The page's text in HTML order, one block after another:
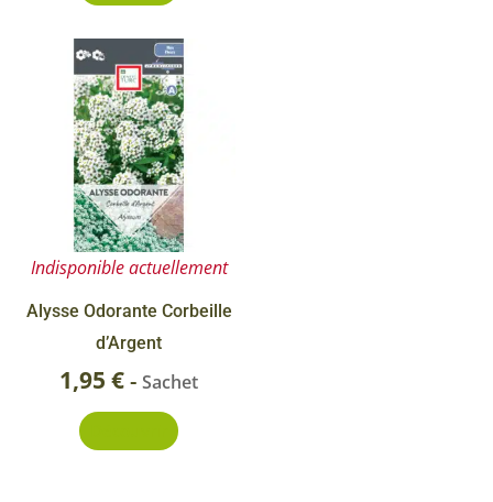
Indisponible actuellement
Alysse Odorante Corbeille
d’Argent
1,95 €- Sachet